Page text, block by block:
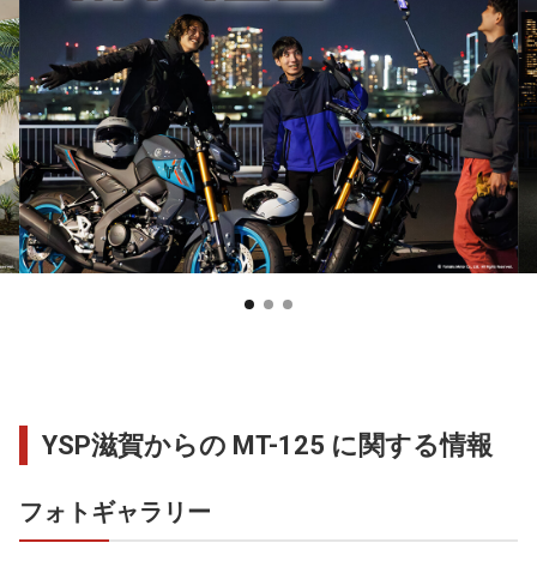
YSP滋賀からの MT-125 に関する情報
フォトギャラリー